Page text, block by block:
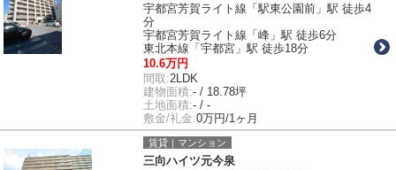
宇都宮芳賀ライト線「駅東公園前」駅 徒歩4
分
宇都宮芳賀ライト線「峰」駅 徒歩6分
東北本線「宇都宮」駅 徒歩18分
10.6万円
間取:2LDK
建物面積:- / 18.78坪
土地面積:- / -
敷金/礼金:0万円/1ヶ月
賃貸｜マンション
三向ハイツ元今泉